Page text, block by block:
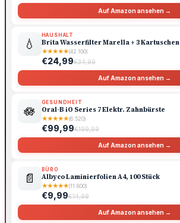
Auf Amazon ansehen →
💧
HAUSHALT
Brita Wasserfilter Marella + 3 Kartuschen
★★★★★(42.100)
€24,99€34,99
Auf Amazon ansehen →
🪷
GESUNDHEIT
Oral-B iO Series 7 Elektr. Zahnbürste
★★★★★(6.520)
€99,99€199,99
Auf Amazon ansehen →
📄
BÜRO
Albyco Laminierfolien A4, 100 Stück
★★★★★(11.800)
€9,99€14,99
Auf Amazon ansehen →